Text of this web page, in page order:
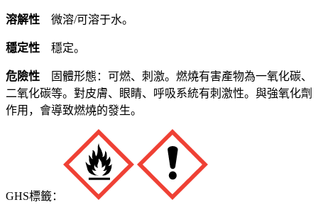
溶解性 微溶/可溶于水。
穩定性 穩定。
危險性
固體形態：可燃、刺激。燃燒有害產物為一氧化碳、
二氧化碳等。對皮膚、眼睛、呼吸系統有刺激性。與強氧化劑
作用，會導致燃燒的發生。
GHS標籤：